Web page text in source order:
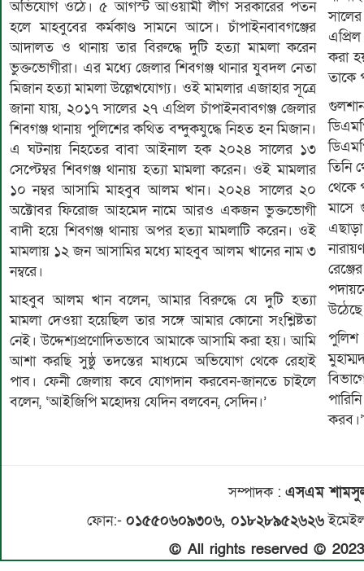
অভিযোগ ওঠে। ৫ আগস্ট আওয়ামী লীগ সরকারের পতন
হলে মাহবুবের কর্মকাণ্ড সামনে আসে। চাঁপাইনবাবগঞ্জের
আদালত ও থানায় তার বিরুদ্ধে দুটি হত্যা মামলা করেন
ভুক্তভোগীরা। এর মধ্যে জেলার শিবগঞ্জ থানার যুবদল নেতা
মিজান হত্যা মামলা উল্লেখযোগ্য। ওই মামলার এজাহার সূত্রে
জানা যায়, ২০১৭ সালের ২৭ এপ্রিল চাঁপাইনবাবগঞ্জ জেলার
শিবগঞ্জ থানায় পুলিশের কথিত বন্দুকযুদ্ধে নিহত হন মিজান।
এ ঘটনায় নিহতের বাবা আইনাল হক ২০২৪ সালের ১৩
সেপ্টেম্বর শিবগঞ্জ থানায় হত্যা মামলা করেন। ওই মামলার
১০ নম্বর আসামি মাহবুব আলম খান। ২০২৪ সালের ২০
অক্টোবর ফিরোজ আহমেদ নামে আরও একজন ভুক্তভোগী
বাদী হয়ে শিবগঞ্জ থানায় অপর হত্যা মামলাটি করেন। ওই
মামলায় ১২ জন আসামির মধ্যে মাহবুব আলম খানের নাম ৩
নম্বরে।
মাহবুব আলম খান বলেন, আমার বিরুদ্ধে যে দুটি হত্যা
মামলা দেওয়া হয়েছিল তার সঙ্গে আমার কোনো সংশ্লিষ্টতা
নেই। উদ্দেশ্যপ্রণোদিতভাবে আমাকে আসামি করা হয়। আমি
আশা করছি সুষ্ঠু তদন্তের মাধ্যমে অভিযোগ থেকে রেহাই
পাব। ফেনী জেলায় কবে যোগদান করবেন-জানতে চাইলে
বলেন, ‘আইজিপি মহোদয় যেদিন বলবেন, সেদিন।’
করা
তাকে
তিনি
থেকে
মাসে
সম্পাদক: এসএম
ফোন:- ০১৫৫০৬০৯৩০৬, ০১৮২৮৯৫২৬২৬
© All rights reserved ©